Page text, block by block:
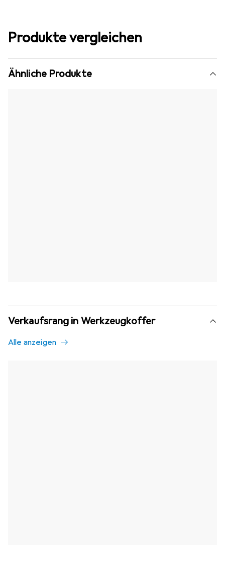
Produkte vergleichen
Ähnliche Produkte
Verkaufsrang in Werkzeugkoffer
Alle anzeigen